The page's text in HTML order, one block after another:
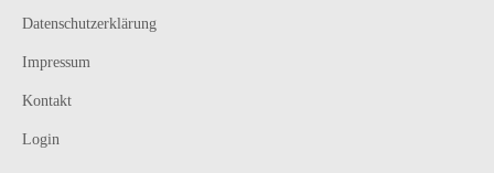
Datenschutzerklärung
Impressum
Kontakt
Login